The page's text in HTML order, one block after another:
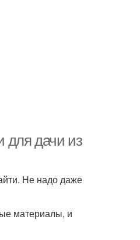
для дачи из
Не надо даже
материалы, и